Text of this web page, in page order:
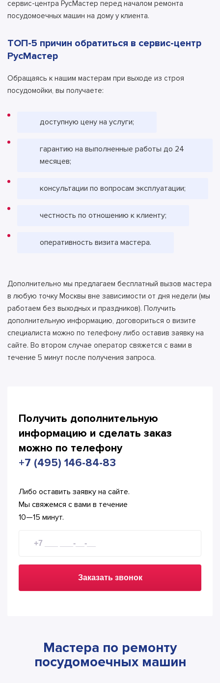
сервис-центра РусМастер перед началом ремонта
посудомоечных машин на дому у клиента.
ТОП-5 причин обратиться в сервис-центр
РусМастер
Обращаясь к нашим мастерам при выходе из строя
посудомойки, вы получаете:
доступную цену на услуги;
гарантию на выполненные работы до 24
месяцев;
консультации по вопросам эксплуатации;
честность по отношению к клиенту;
оперативность визита мастера.
Дополнительно мы предлагаем бесплатный вызов мастера
в любую точку Москвы вне зависимости от дня недели (мы
работаем без выходных и праздников). Получить
дополнительную информацию, договориться о визите
специалиста можно по телефону либо оставив заявку на
сайте. Во втором случае оператор свяжется с вами в
течение 5 минут после получения запроса.
Получить дополнительную
информацию и сделать заказ
можно по телефону
+7 (495) 146-84-83
Либо оставить заявку на сайте.
Мы свяжемся с вами в течение
10—15 минут.
Заказать звонок
Мастера по ремонту
посудомоечных машин